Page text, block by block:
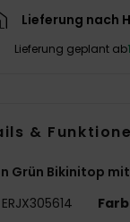
Lieferung nach
Lieferung geplant ab
&
Grün Bikinitop